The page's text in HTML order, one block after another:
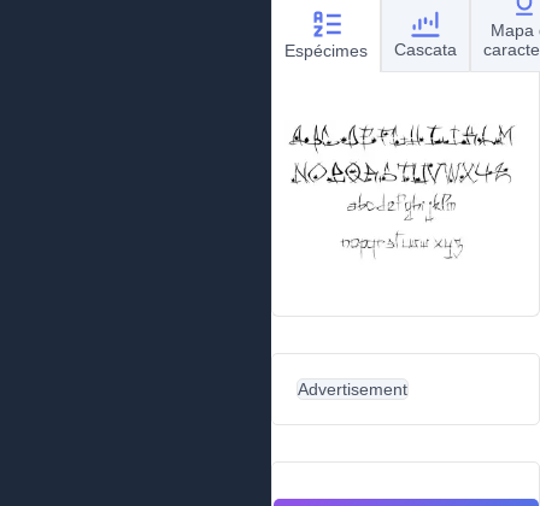
Espécimes Cascata
Mapa
Advertisement